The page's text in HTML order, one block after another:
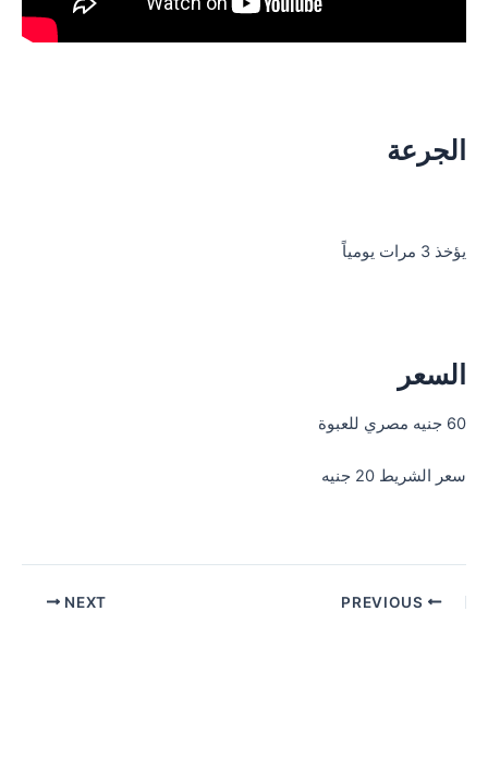
الجرعة
يؤخذ 3 مرات يومياً
السعر
60 جنيه مصري للعبوة
سعر الشريط 20 جنيه
Post
NEXT